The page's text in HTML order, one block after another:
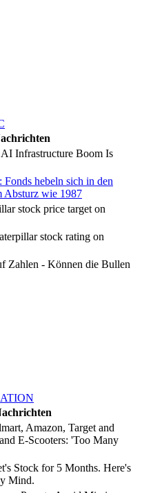
Infrastructure Boom Is
Fonds hebeln sich in den
Absturz wie 1987
stock price target on
stock rating on
Zahlen - Können die Bullen
Amazon, Target and
E-Scooters: 'Too Many
Stock for 5 Months. Here's
Mind.